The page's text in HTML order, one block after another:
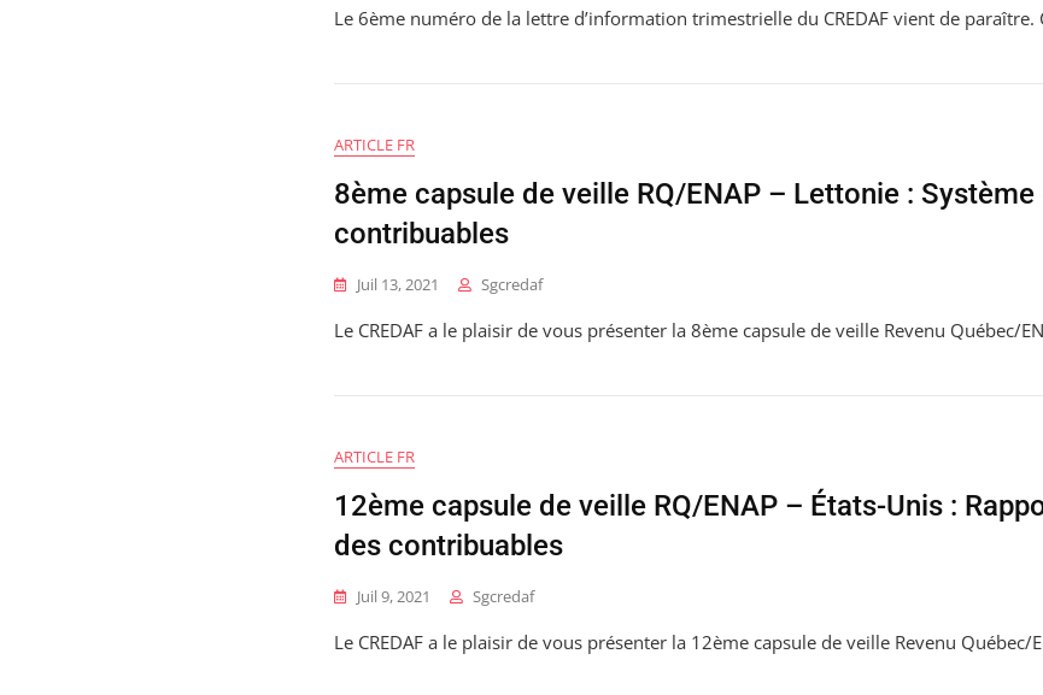
Le 6ème numéro de la lettre d’information trimestrielle du CREDAF vient de paraître.
ARTICLE FR
8ème capsule de veille RQ/ENAP – Lettonie :
contribuables
Juil 13, 2021 Sgcredaf
Le CREDAF a le plaisir de vous présenter la 8ème capsule de veille Revenu Québec/
ARTICLE FR
12ème capsule de veille RQ/ENAP – États-Unis :
des contribuables
Juil 9, 2021 Sgcredaf
Le CREDAF a le plaisir de vous présenter la 12ème capsule de veille Revenu Québec/